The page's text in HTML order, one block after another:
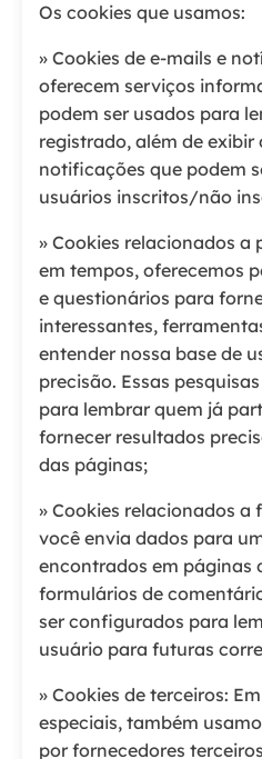
Os cookies que usamos:
» Cookies de e-mails e
oferecem serviços
podem ser usados para
registrado, além de exibir
notificações que podem
usuários inscritos/não
» Cookies relacionados a
em tempos, oferecemos
e questionários para
interessantes,
entender nossa base de
precisão. Essas
para lembrar quem já
fornecer resultados
das páginas;
» Cookies relacionados
você envia dados para
encontrados em páginas
formulários de
ser configurados para
usuário para futuras
» Cookies de terceiros:
especiais, também
por fornecedores